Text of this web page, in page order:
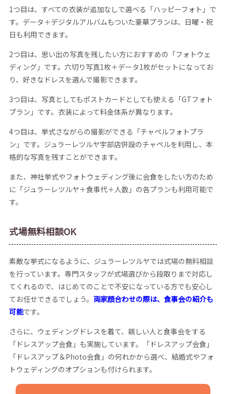
1つ目は、すべての衣装が追加なしで選べる「ハッピーフォト」で
す。データ＋デジタルアルバムもついた豪華プランは、日曜・祝
日も利用できます。
2つ目は、思い出の写真を残したい方におすすめの「フォトウェ
ディング」です。六切り写真1枚＋データ1枚がセットになってお
り、好きなドレスを選んで撮影できます。
3つ目は、写真としてもポストカードとしても使える「GTフォト
プラン」です。衣装によって料金体系が異なります。
4つ目は、挙式さながらの撮影ができる「チャペルフォトプラ
ン」です。ジュラーレツルヤ宇部店併設のチャペルを利用し、本
格的な写真を残すことができます。
また、神社挙式やフォトウェディング後に会食をしたい方のため
に「ジュラーレツルヤ＋食事代＋人数」の各プランも利用可能で
す。
式場無料相談OK
素敵な挙式になるように、ジュラーレツルヤでは式場の無料相談
を行っています。専門スタッフが式場選びから段取りまで対応し
てくれるので、はじめてのことで不安になっている方でも安心し
てお任せできるでしょう。 両家顔合わせの際は、食事会の紹介も
可能です。
さらに、ウェディングドレスを着て、親しい人と食事会をする
「ドレスアップ会食」も実施しています。「ドレスアップ会食」
「ドレスアップ＆Photo会食」の何れかから選べ、結婚式やフォ
トウェディングのオプションも付けられます。